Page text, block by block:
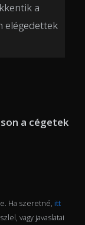
a
elégedettek
a cégetek
Ha szeretné, itt
vagy javaslatai